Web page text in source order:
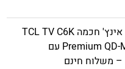
טלוויזיה 50 אינץ' חכמה TCL TV C6K
Premium QD-MiniLED 4K עם